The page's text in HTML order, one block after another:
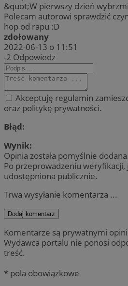
&quot;W pierwszy dzień
Polecam autorowi sprawdzić
hop od rapu :D
zdołowany
2022-06-13 o 11:51
-2 Odpowiedz
Akceptuję regulamin
oraz politykę prywatności.
Błąd:
Wynik:
Opinia została pomyślnie dodana.
Po przeprowadzeniu weryfikacji,
udostępniona publicznie.
Trwa wysyłanie komentarza ...
Dodaj komentarz
Komentarze są prywatnymi
Wydawca portalu nie ponosi
treść.
* pola obowiązkowe